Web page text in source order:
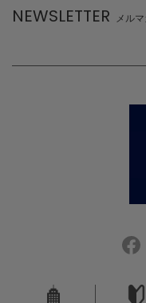
NEWSLETTER メル